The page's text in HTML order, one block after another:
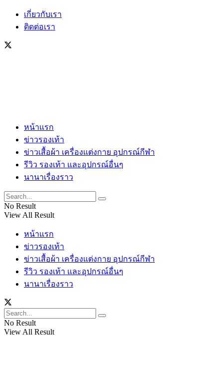
เกี่ยวกับเรา
ติดต่อเรา
หน้าแรก
ข่าวรองเท้า
ข่าวเสื้อผ้า เครื่องแต่งกาย อุปกรณ์กีฬา
รีวิว รองเท้า และอุปกรณ์อื่นๆ
นานาเรื่องราว
No Result
View All Result
หน้าแรก
ข่าวรองเท้า
ข่าวเสื้อผ้า เครื่องแต่งกาย อุปกรณ์กีฬา
รีวิว รองเท้า และอุปกรณ์อื่นๆ
นานาเรื่องราว
No Result
View All Result